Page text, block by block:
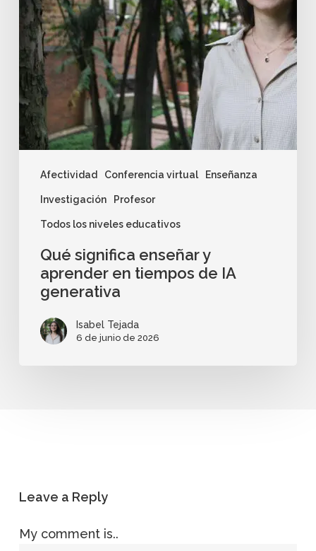
Afectividad Conferencia virtual Enseñanza
Investigación Profesor
Todos los niveles educativos
Qué significa enseñar y
aprender en tiempos de IA
generativa
Isabel Tejada
6 de junio de 2026
Leave a Reply
My comment is..